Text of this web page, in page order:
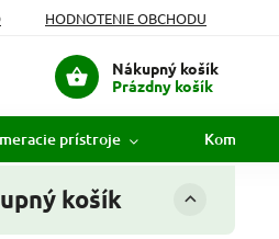
HODNOTENIE OBCHODU
Nákupný košík
Prázdny košík
prístroje
košík